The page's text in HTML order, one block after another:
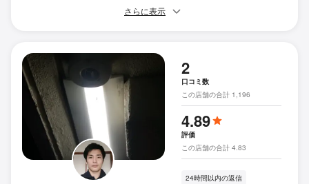
さらに表示
2
口コミ数
この店舗の合計 1,196
4.89
評価
この店舗の合計 4.83
24時間以内の返信